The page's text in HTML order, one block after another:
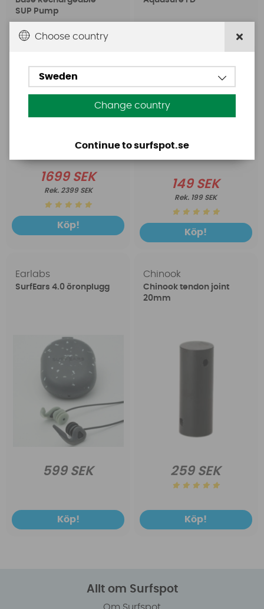
SUP Pump
1699 SEK
2399 SEK
Köp!
149 SEK
199 SEK
Köp!
Earlabs
SurfEars 4.0 öronplugg
599 SEK
Köp!
Chinook
Chinook tendon joint
20mm
259 SEK
Köp!
Allt om Surfspot
Choose country
Sweden
Change country
Continue to surfspot.se